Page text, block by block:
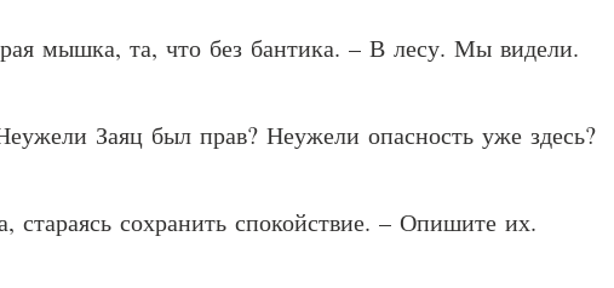
мышка, та, что без бантика. – В лесу. Мы видели.
Заяц был прав? Неужели опасность уже здесь?
стараясь сохранить спокойствие. – Опишите их.